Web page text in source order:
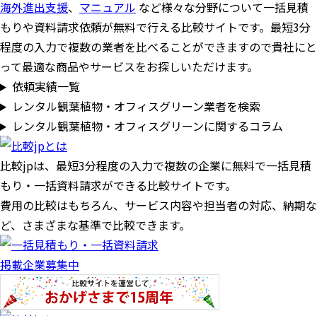
海外進出支援、 マニュアル など様々な分野について一括見積
もりや資料請求依頼が無料で行える比較サイトです。最短3分
程度の入力で複数の業者を比べることができますので貴社にと
って最適な商品やサービスをお探しいただけます。
依頼実績一覧
レンタル観葉植物・オフィスグリーン業者を検索
レンタル観葉植物・オフィスグリーンに関するコラム
比較jpは、 最短3分程度の入力で複数の企業に無料で一括見積
もり・一括資料請求ができる比較サイトです。
費用の比較はもちろん、サービス内容や担当者の対応、納期な
ど、さまざまな基準で比較できます。
掲載企業募集中